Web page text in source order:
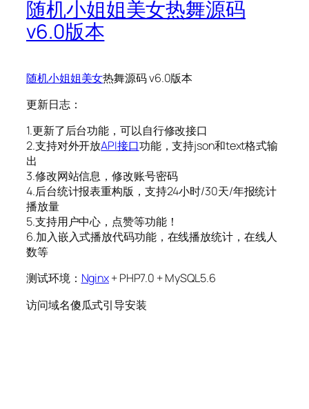
随机小姐姐美女热舞源码
v6.0版本
随机小姐姐美女热舞源码 v6.0版本
更新日志：
1.更新了后台功能，可以自行修改接口
2.支持对外开放API接口功能，支持json和text格式输
出
3.修改网站信息，修改账号密码
4.后台统计报表重构版，支持24小时/30天/年报统计
播放量
5.支持用户中心，点赞等功能！
6.加入嵌入式播放代码功能，在线播放统计，在线人
数等
测试环境： Nginx+ PHP7.0 + MySQL5.6
访问域名傻瓜式引导安装